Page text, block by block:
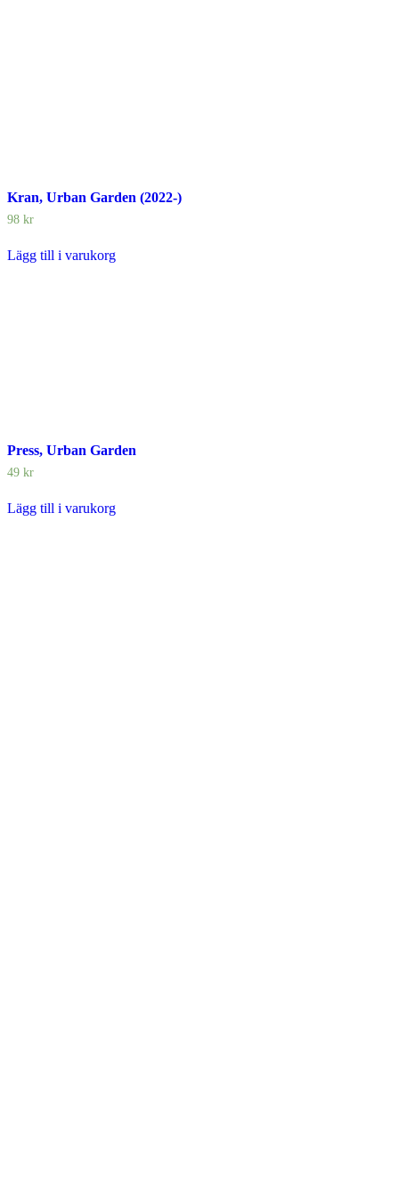
Kran, Urban Garden (2022-)
98 kr
Lägg till i varukorg
Press, Urban Garden
49 kr
Lägg till i varukorg